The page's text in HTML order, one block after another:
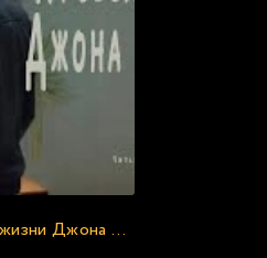
Пробел в жизни Джона Хёксфорда - Артур Конан Дойл